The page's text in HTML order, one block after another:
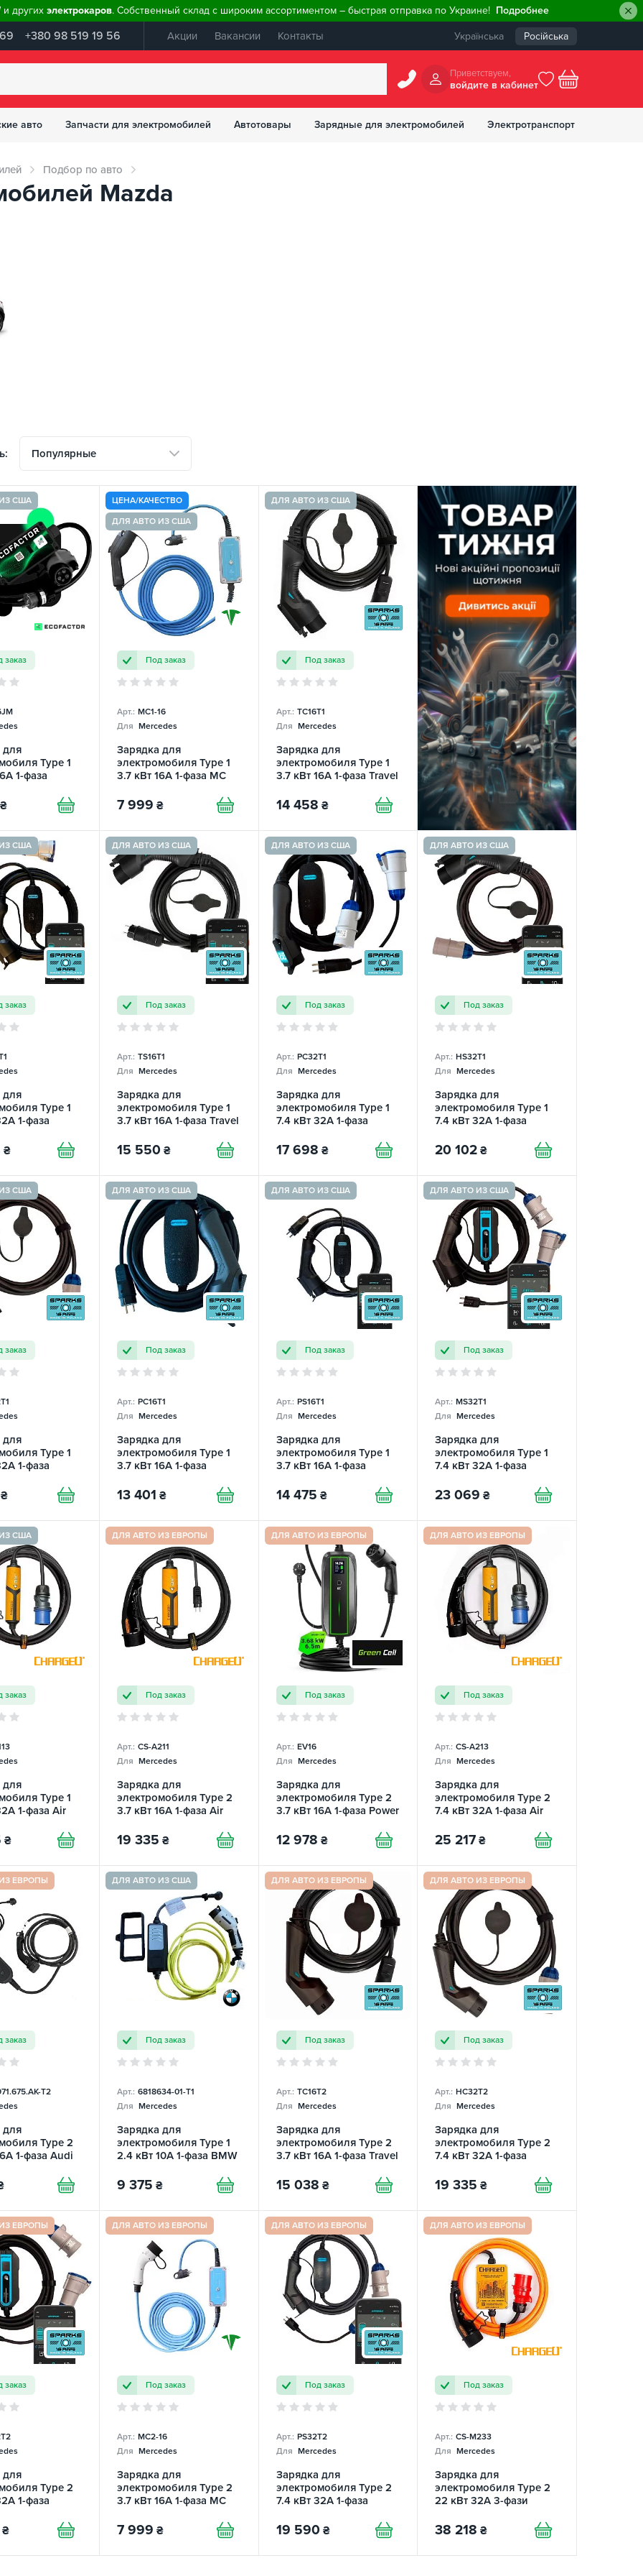
других электрокаров. Собственный склад с широким ассортиментом – быстрая отправка по Украине! Подробнее
+380 98 519 19 56 Акции Вакансии Контакты Українська Російська
Приветствуем,
войдите в кабинет
авто Запчасти для электромобилей Автотовары Зарядные для электромобилей Электротранспорт
Подбор по авто
Mazda
Популярные
США
заказ
для
Type 1
1-фаза
₴
ЦЕНА/КАЧЕСТВО
ДЛЯ АВТО ИЗ США
Под заказ
Арт.: MC1-16
Для Mercedes
Зарядка для
электромобиля Type 1
3.7 кВт 16А 1-фаза MC
GREEN
7 999 ₴
ДЛЯ АВТО ИЗ США
Под заказ
Арт.: TC16T1
Для Mercedes
Зарядка для
электромобиля Type 1
3.7 кВт 16А 1-фаза Travel
14 458 ₴
США
заказ
для
Type 1
1-фаза
₴
ДЛЯ АВТО ИЗ США
Под заказ
Арт.: TS16T1
Для Mercedes
Зарядка для
электромобиля Type 1
3.7 кВт 16А 1-фаза Travel
15 550 ₴
ДЛЯ АВТО ИЗ США
Под заказ
Арт.: PC32T1
Для Mercedes
Зарядка для
электромобиля Type 1
7.4 кВт 32А 1-фаза
SPARKS
17 698 ₴
ДЛЯ АВТО ИЗ США
Под заказ
Арт.: HS32T1
Для Mercedes
Зарядка для
электромобиля Type 1
7.4 кВт 32А 1-фаза
20 102 ₴
США
заказ
для
Type 1
1-фаза
₴
ДЛЯ АВТО ИЗ США
Под заказ
Арт.: PC16T1
Для Mercedes
Зарядка для
электромобиля Type 1
3.7 кВт 16А 1-фаза
13 401 ₴
ДЛЯ АВТО ИЗ США
Под заказ
Арт.: PS16T1
Для Mercedes
Зарядка для
электромобиля Type 1
3.7 кВт 16А 1-фаза
14 475 ₴
ДЛЯ АВТО ИЗ США
Под заказ
Арт.: MS32T1
Для Mercedes
Зарядка для
электромобиля Type 1
7.4 кВт 32А 1-фаза
23 069 ₴
США
заказ
для
Type 1
1-фаза Air
₴
ДЛЯ АВТО ИЗ ЕВРОПЫ
Под заказ
Арт.: CS-A211
Для Mercedes
Зарядка для
электромобиля Type 2
3.7 кВт 16А 1-фаза Air
19 335 ₴
ДЛЯ АВТО ИЗ ЕВРОПЫ
Под заказ
Арт.: EV16
Для Mercedes
Зарядка для
электромобиля Type 2
3.7 кВт 16А 1-фаза Power
12 978 ₴
ДЛЯ АВТО ИЗ ЕВРОПЫ
Под заказ
Арт.: CS-A213
Для Mercedes
Зарядка для
электромобиля Type 2
7.4 кВт 32А 1-фаза Air
25 217 ₴
ЕВРОПЫ
заказ
T2
для
Type 2
1-фаза Audi
ДЛЯ АВТО ИЗ США
Под заказ
Арт.: 6818634-01-T1
Для Mercedes
Зарядка для
электромобиля Type 1
2.4 кВт 10A 1-фаза BMW
9 375 ₴
ДЛЯ АВТО ИЗ ЕВРОПЫ
Под заказ
Арт.: TC16T2
Для Mercedes
Зарядка для
электромобиля Type 2
3.7 кВт 16А 1-фаза Travel
15 038 ₴
ДЛЯ АВТО ИЗ ЕВРОПЫ
Под заказ
Арт.: HC32T2
Для Mercedes
Зарядка для
электромобиля Type 2
7.4 кВт 32А 1-фаза
19 335 ₴
ЕВРОПЫ
заказ
для
Type 2
1-фаза
₴
ДЛЯ АВТО ИЗ ЕВРОПЫ
Под заказ
Арт.: MC2-16
Для Mercedes
Зарядка для
электромобиля Type 2
3.7 кВт 16А 1-фаза MC
7 999 ₴
ДЛЯ АВТО ИЗ ЕВРОПЫ
Под заказ
Арт.: PS32T2
Для Mercedes
Зарядка для
электромобиля Type 2
7.4 кВт 32А 1-фаза
19 590 ₴
ДЛЯ АВТО ИЗ ЕВРОПЫ
Под заказ
Арт.: CS-M233
Для Mercedes
Зарядка для
электромобиля Type 2
22 кВт 32A 3-фази
38 218 ₴